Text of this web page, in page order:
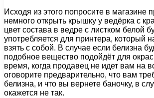
Исходя из этого попросите в магазине
немного открыть крышку у ведёрка с
цвет состава в ведре с листком белой
употребляется для принтера, который
взять с собой. В случае если белизна
подобное вещество подойдёт для
время, когда продавец не идет вам на
оговорите предварительно, что вам
белизна, и что вы вернете баночку, в
окажется не так.